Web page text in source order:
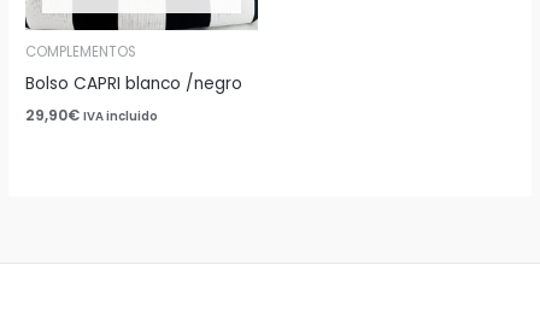
COMPLEMENTOS
Bolso CAPRI blanco /negro
29,90€ IVA incluido